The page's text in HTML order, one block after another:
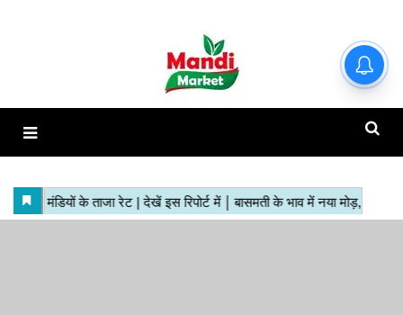
हाजिर मंडियों के ताजा रेट | देखें इस
रिपोर्ट में